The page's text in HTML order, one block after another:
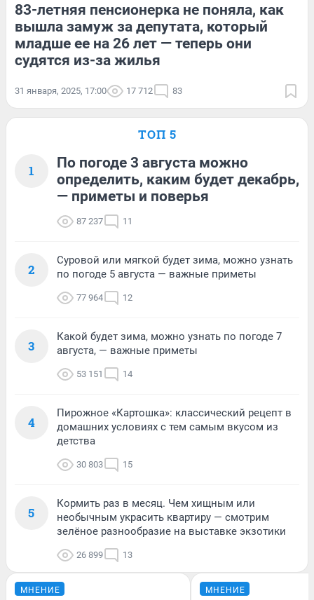
83-летняя пенсионерка не поняла, как
вышла замуж за депутата, который
младше ее на 26 лет — теперь они
судятся из-за жилья
31 января, 2025, 17:00 17 712 83
ТОП 5
1
По погоде 3 августа можно
определить, каким будет декабрь,
— приметы и поверья
87 237 11
2
Суровой или мягкой будет зима, можно узнать
по погоде 5 августа — важные приметы
77 964 12
3
Какой будет зима, можно узнать по погоде 7
августа, — важные приметы
53 151 14
4
Пирожное «Картошка»: классический рецепт в
домашних условиях с тем самым вкусом из
детства
30 803 15
5
Кормить раз в месяц. Чем хищным или
необычным украсить квартиру — смотрим
зелёное разнообразие на выставке экзотики
26 899 13
МНЕНИЕ МНЕНИЕ